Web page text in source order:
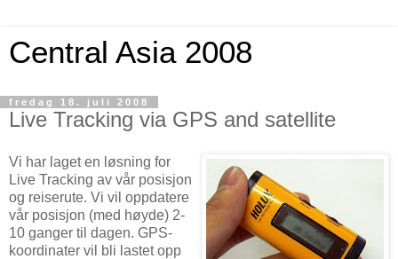
Central Asia 2008
fredag 18. juli 2008
Live Tracking via GPS and satellite
Vi har laget en løsning for
Live Tracking av vår posisjon
og reiserute. Vi vil oppdatere
vår posisjon (med høyde) 2-
10 ganger til dagen. GPS-
koordinater vil bli lastet opp